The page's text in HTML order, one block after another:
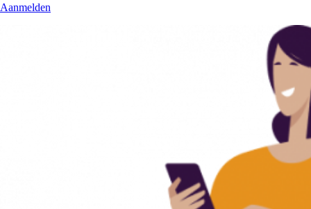
Aanmelden